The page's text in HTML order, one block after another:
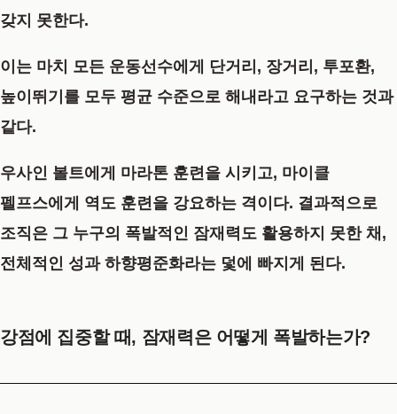
갖지 못한다.
이는 마치 모든 운동선수에게 단거리, 장거리, 투포환,
높이뛰기를 모두 평균 수준으로 해내라고 요구하는 것과
같다.
우사인 볼트에게 마라톤 훈련을 시키고, 마이클
펠프스에게 역도 훈련을 강요하는 격이다. 결과적으로
조직은 그 누구의 폭발적인 잠재력도 활용하지 못한 채,
전체적인 성과 하향평준화라는 덫에 빠지게 된다.
강점에 집중할 때, 잠재력은 어떻게 폭발하는가?